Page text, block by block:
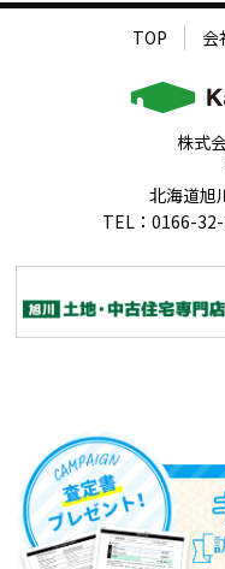
TOP 会
株式
北海道旭
TEL：0166-